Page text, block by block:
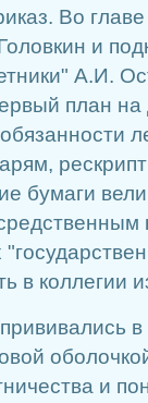
Во
и
А.И.
план
бумаги
в коллегии
в
и